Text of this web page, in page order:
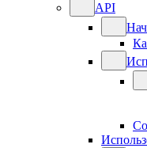
API